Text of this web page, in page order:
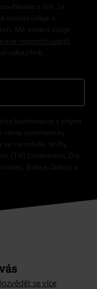
s tím, že
osobní údaje a
Mé osobní údaje
osobních údajů
odkaz/link.
kombinovat s jinými
automaticky
se na média, knihy,
(Till) Lindemann, Die
Böhse Onkelz a
se více